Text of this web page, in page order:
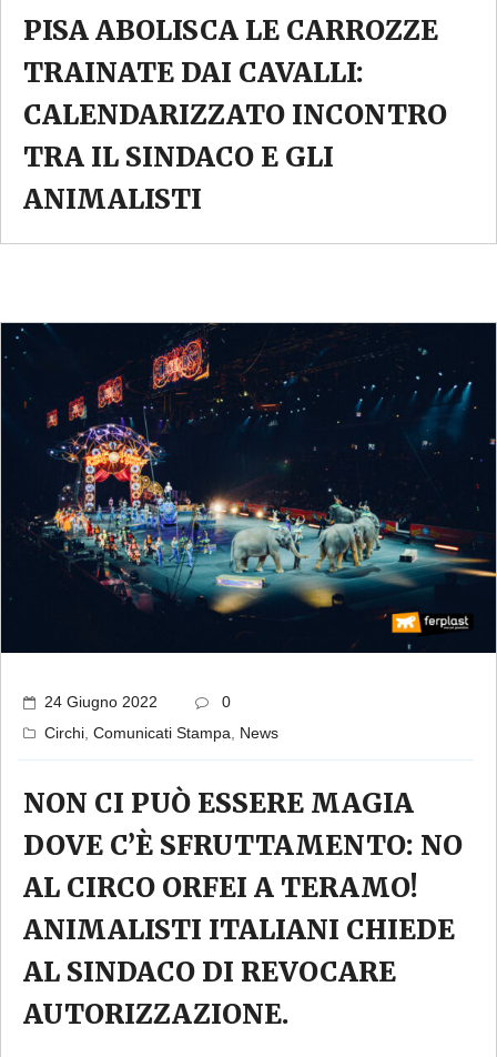
PISA ABOLISCA LE CARROZZE
TRAINATE DAI CAVALLI:
CALENDARIZZATO INCONTRO
TRA IL SINDACO E GLI
ANIMALISTI
24 Giugno 2022
0
Circhi, Comunicati Stampa, News
NON CI PUÒ ESSERE MAGIA
DOVE C’È SFRUTTAMENTO: NO
AL CIRCO ORFEI A TERAMO!
ANIMALISTI ITALIANI CHIEDE
AL SINDACO DI REVOCARE
AUTORIZZAZIONE.